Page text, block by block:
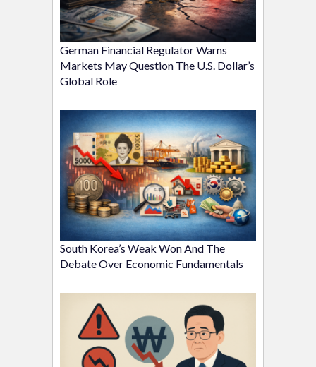
German Financial Regulator Warns
Markets May Question The U.S. Dollar’s
Global Role
South Korea’s Weak Won And The
Debate Over Economic Fundamentals